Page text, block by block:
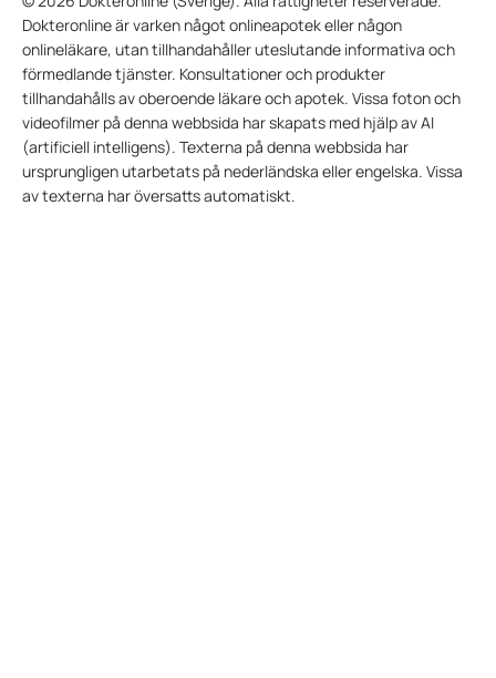
Dokteronline är varken något onlineapotek eller någon
onlineläkare, utan tillhandahåller uteslutande informativa och
förmedlande tjänster. Konsultationer och produkter
tillhandahålls av oberoende läkare och apotek. Vissa foton och
videofilmer på denna webbsida har skapats med hjälp av AI
(artificiell intelligens). Texterna på denna webbsida har
ursprungligen utarbetats på nederländska eller engelska. Vissa
av texterna har översatts automatiskt.